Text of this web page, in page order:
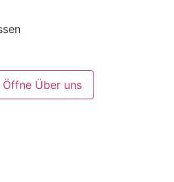
Öffne Über uns